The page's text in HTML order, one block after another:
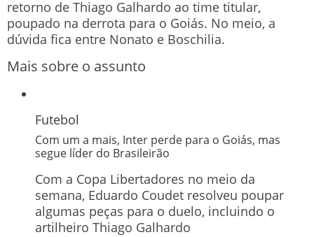
retorno de Thiago Galhardo ao time titular,
poupado na derrota para o Goiás. No meio, a
dúvida fica entre Nonato e Boschilia.
Mais sobre o assunto
Futebol
Com um a mais, Inter perde para o Goiás, mas
segue líder do Brasileirão
Com a Copa Libertadores no meio da
semana, Eduardo Coudet resolveu poupar
algumas peças para o duelo, incluindo o
artilheiro Thiago Galhardo